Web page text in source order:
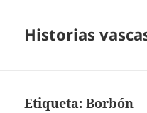
Historias
Etiqueta:Borbón